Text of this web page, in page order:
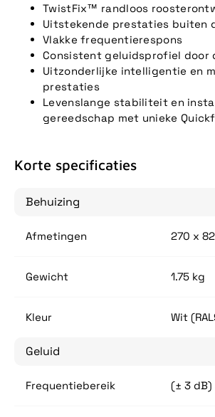
TwistFix™ randloos
Uitstekende prestaties buiten
Vlakke frequentierespons
Consistent geluidsprofiel door
Uitzonderlijke intelligentie en
prestaties
Levenslange stabiliteit en
gereedschap met unieke
Korte specificaties
Behuizing
Afmetingen 270 x
Gewicht 1.75 kg
Kleur Wit
Geluid
Frequentiebereik (± 3 dB)